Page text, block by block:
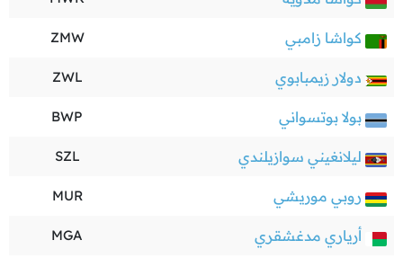
كواشا زامبي ZMW
دولار زيمبابوي ZWL
بولا بوتسواني BWP
ليلانغيني سوازيلندي SZL
روبي موريشي MUR
أرياري مدغشقري MGA